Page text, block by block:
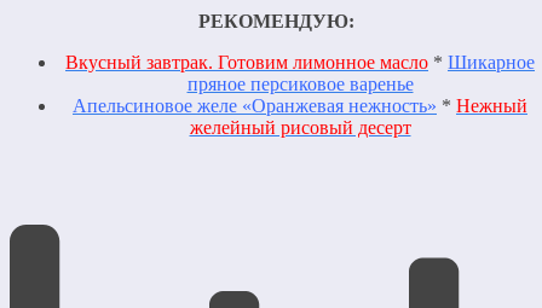
РЕКОМЕНДУЮ:
Вкусный завтрак. Готовим лимонное масло * Шикарное
пряное персиковое варенье
Апельсиновое желе «Оранжевая нежность» * Нежный
желейный рисовый десерт